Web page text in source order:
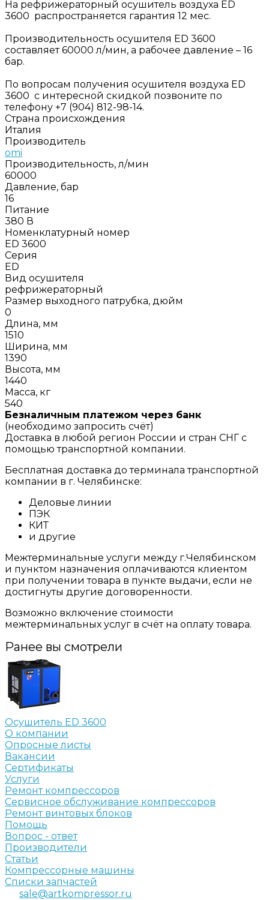
На рефрижераторный осушитель воздуха ED
3600 распространяется гарантия 12 мес.
Производительность осушителя ED 3600
составляет 60000 л/мин, а рабочее давление – 16
бар.
По вопросам получения осушителя воздуха ED
3600 с интересной скидкой позвоните по
телефону +7 (904) 812-98-14.
Страна происхождения
Италия
Производитель
omi
Производительность, л/мин
60000
Давление, бар
16
Питание
380 В
Номенклатурный номер
ED 3600
Серия
ED
Вид осушителя
рефрижераторный
Размер выходного патрубка, дюйм
0
Длина, мм
1510
Ширина, мм
1390
Высота, мм
1440
Масса, кг
540
Безналичным платежом через банк
(необходимо запросить счёт)
Доставка в любой регион России и стран СНГ с
помощью транспортной компании.
Бесплатная доставка до терминала транспортной
компании в г. Челябинске:
Деловые линии
ПЭК
КИТ
и другие
Межтерминальные услуги между г.Челябинском
и пунктом назначения оплачиваются клиентом
при получении товара в пункте выдачи, если не
достигнуты другие договоренности.
Возможно включение стоимости
межтерминальных услуг в счёт на оплату товара.
Ранее вы смотрели
Осушитель ED 3600
О компании
Опросные листы
Вакансии
Сертификаты
Услуги
Ремонт компрессоров
Сервисное обслуживание компрессоров
Ремонт винтовых блоков
Помощь
Вопрос - ответ
Производители
Статьи
Компрессорные машины
Списки запчастей
sale@artkompressor.ru